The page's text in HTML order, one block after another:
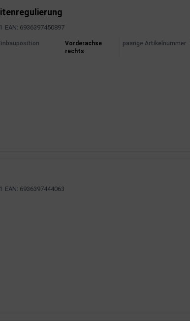
EAN: 6936397450897
Vorderachse
rechts
paarige Artikelnummer
EAN: 6936397444063